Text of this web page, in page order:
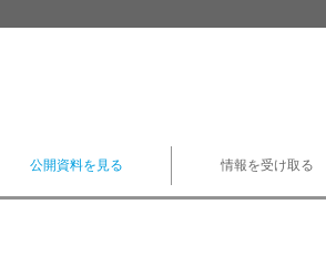
公開資料を見る 情報を受け取る